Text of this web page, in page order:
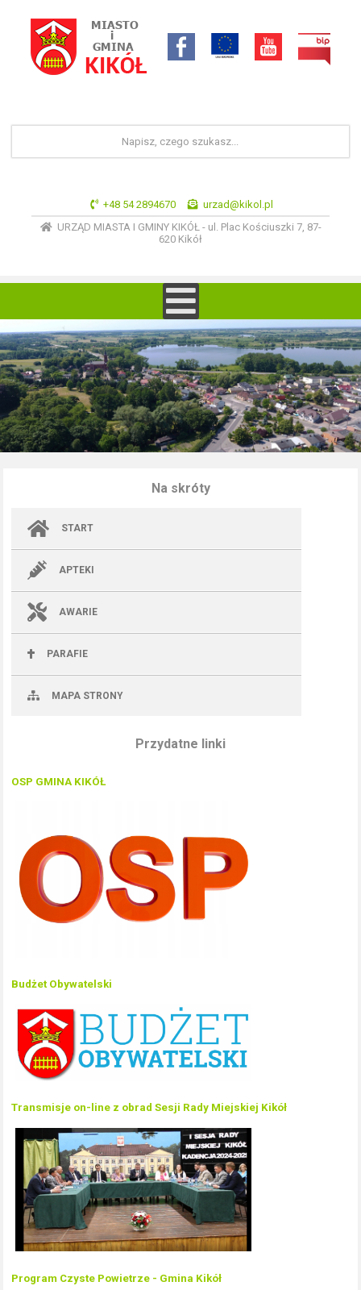
+48 54 2894670
urzad@kikol.pl
URZĄD MIASTA I GMINY KIKÓŁ - ul. Plac Kościuszki 7, 87-
620 Kikół
Na skróty
START
APTEKI
AWARIE
PARAFIE
MAPA STRONY
Przydatne linki
OSP GMINA KIKÓŁ
Budżet Obywatelski
Transmisje on-line z obrad Sesji Rady Miejskiej Kikół
Program Czyste Powietrze - Gmina Kikół